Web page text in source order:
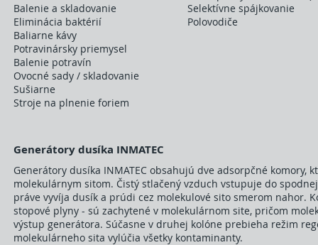
Balenie a skladovanie
Eliminácia baktérií
Baliarne kávy
Potravinársky priemysel
Balenie potravín
Ovocné sady / skladovanie
Sušiarne
Stroje na plnenie foriem
Selektívne spájkovanie
Polovodiče
Generátory dusíka INMATEC
Generátory dusíka INMATEC obsahujú dve adsorpčné komory,
molekulárnym sitom. Čistý stlačený vzduch vstupuje do
práve vyvíja dusík a prúdi cez molekulové sito smerom nahor.
stopové plyny - sú zachytené v molekulárnom site, pričom
výstup generátora. Súčasne v druhej kolóne prebieha režim
molekulárneho sita vylúčia všetky kontaminanty.